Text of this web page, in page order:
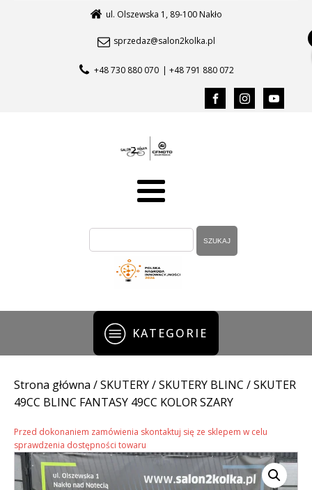
ul. Olszewska 1, 89-100 Nakło
sprzedaz@salon2kolka.pl
+48 730 880 070 | +48 791 880 072
KATEGORIE
Strona główna /SKUTERY/SKUTERY BLINC / SKUTER
49CC BLINC FANTASY 49CC KOLOR SZARY
Przed dokonaniem zamówienia skontaktuj się ze sklepem w celu
sprawdzenia dostępności towaru